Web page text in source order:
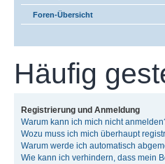
Foren-Übersicht
Häufig
Registrierung und Anmeldung
Warum kann ich mich nicht
Wozu muss ich mich überhaupt
Warum werde ich automatisch
Wie kann ich verhindern, dass mein